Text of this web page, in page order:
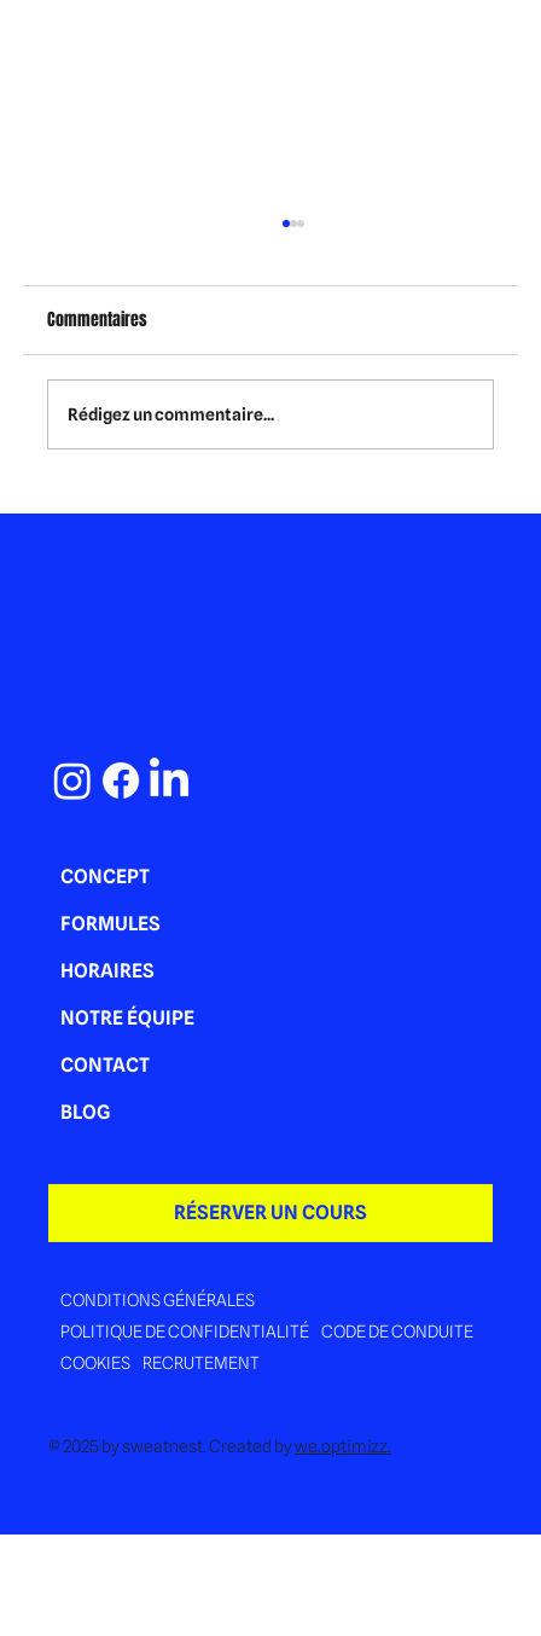
Anniversaire enfant à Luxembourg : une
Commentaires
Rédigez un commentaire...
© 2025 by sweatnest. Created bywe.optimizz.
CONCEPT
FORMULES
HORAIRES
NOTRE ÉQUIPE
CONTACT
BLOG
RÉSERVER UN COURS
CONDITIONS GÉNÉRALES
POLITIQUE DE CONFIDENTIALITÉ
CODE DE CONDUITE
COOKIES
RECRUTEMENT